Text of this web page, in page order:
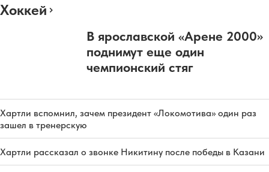
Хоккей
В ярославской «Арене 2000»
поднимут еще один
чемпионский стяг
Хартли вспомнил, зачем президент «Локомотива» один раз
зашел в тренерскую
Хартли рассказал о звонке Никитину после победы в Казани